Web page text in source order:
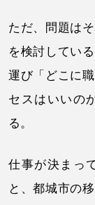
ただ、問題は
を検討してい
運び「どこに
セスはいいの
る。
仕事が決まっ
と、都城市の